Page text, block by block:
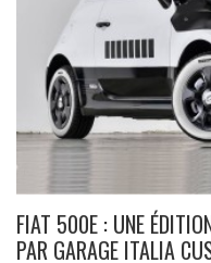
FIAT 500E : UNE
PAR GARAGE ITALIA